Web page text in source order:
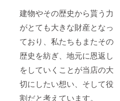
建物やその歴史から貰う力
がとても大きな財産となっ
ており、私たちもまたその
歴史を紡ぎ、地元に恩返し
をしていくことが当店の大
切にしたい想い、そして役
割だと考えています。